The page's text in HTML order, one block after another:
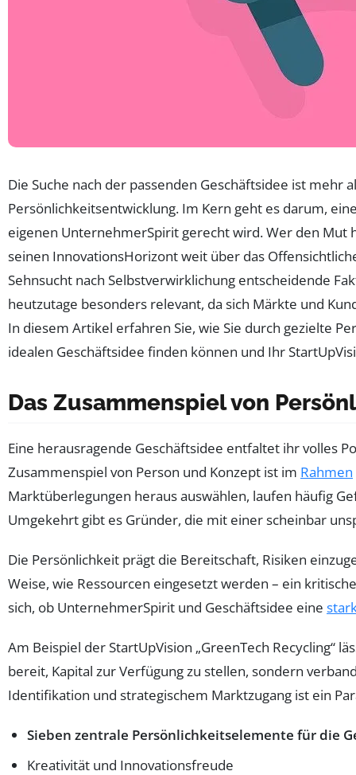
Die Suche nach der passenden Geschäftsidee ist mehr
Persönlichkeitsentwicklung. Im Kern geht es darum,
eigenen UnternehmerSpirit gerecht wird. Wer den
seinen InnovationsHorizont weit über das
Sehnsucht nach Selbstverwirklichung entscheidende
heutzutage besonders relevant, da sich Märkte und
In diesem Artikel erfahren Sie, wie Sie durch gezielte
idealen Geschäftsidee finden können und Ihr
Das Zusammenspiel von
Eine herausragende Geschäftsidee entfaltet ihr volles
Zusammenspiel von Person und Konzept ist im Rahmen
Marktüberlegungen heraus auswählen, laufen häufig
Umgekehrt gibt es Gründer, die mit einer scheinbar
Die Persönlichkeit prägt die Bereitschaft, Risiken
Weise, wie Ressourcen eingesetzt werden – ein
sich, ob UnternehmerSpirit und Geschäftsidee eine
Am Beispiel der StartUpVision „GreenTech Recycling“
bereit, Kapital zur Verfügung zu stellen, sondern
Identifikation und strategischem Marktzugang ist ein
Sieben zentrale Persönlichkeitselemente für die
Kreativität und Innovationsfreude